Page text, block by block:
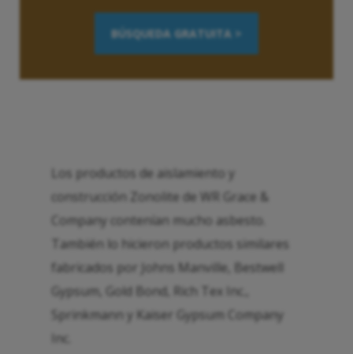
BÚSQUEDA GRATUITA >
Los productos de aislamiento y
construcción Zonolite de WR Grace &
Company contenían mucho asbesto.
También lo hicieron productos similares
fabricados por Johns Manville, Bestwell
Gypsum, Gold Bond, Rich Tex Inc.,
Sprinkmann y Kaiser Gypsum Company
Inc.